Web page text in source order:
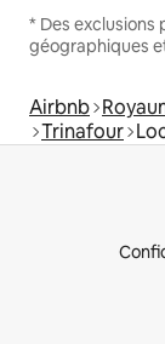
* Des exclusions
géographiques
Airbnb
Trinafour